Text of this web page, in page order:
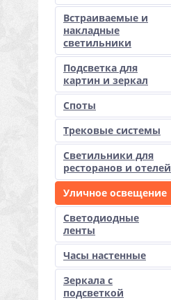
Встраиваемые и
накладные
светильники
Подсветка для
картин и зеркал
Споты
Трековые системы
Светильники для
ресторанов и отелей
Уличное освещение
Светодиодные
ленты
Часы настенные
Зеркала с
подсветкой